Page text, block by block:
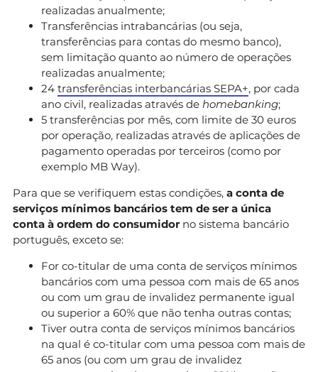
realizadas anualmente;
Transferências intrabancárias (ou seja,
transferências para contas do mesmo banco),
sem limitação quanto ao número de operações
realizadas anualmente;
24 transferências interbancárias SEPA+, por cada
ano civil, realizadas através de homebanking;
5 transferências por mês, com limite de 30 euros
por operação, realizadas através de aplicações de
pagamento operadas por terceiros (como por
exemplo MB Way).
Para que se verifiquem estas condições, a conta de
serviços mínimos bancários tem de ser a única
conta à ordem do consumidor no sistema bancário
português, exceto se:
For co-titular de uma conta de serviços mínimos
bancários com uma pessoa com mais de 65 anos
ou com um grau de invalidez permanente igual
ou superior a 60% que não tenha outras contas;
Tiver outra conta de serviços mínimos bancários
na qual é co-titular com uma pessoa com mais de
65 anos (ou com um grau de invalidez